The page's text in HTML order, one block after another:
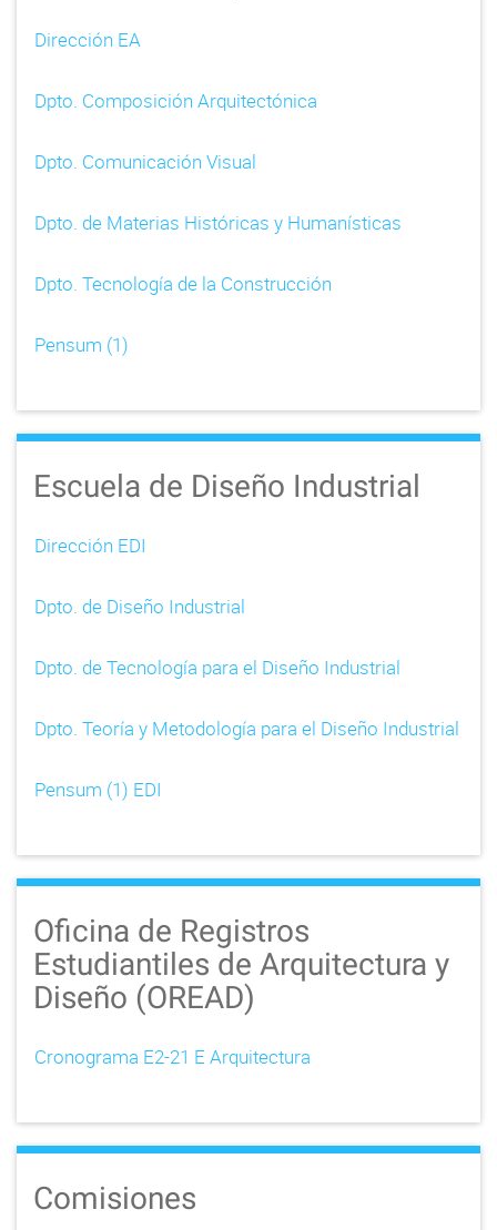
Dirección EA
Dpto. Composición Arquitectónica
Dpto. Comunicación Visual
Dpto. de Materias Históricas y Humanísticas
Dpto. Tecnología de la Construcción
Pensum (1)
Escuela de Diseño Industrial
Dirección EDI
Dpto. de Diseño Industrial
Dpto. de Tecnología para el Diseño Industrial
Dpto. Teoría y Metodología para el Diseño Industrial
Pensum (1) EDI
Oficina de Registros
Estudiantiles de Arquitectura y
Diseño (OREAD)
Cronograma E2-21 E Arquitectura
Comisiones